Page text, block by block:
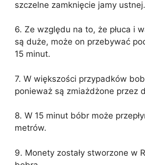
szczelne zamknięcie jamy ustnej.
6. Ze względu na to, że płuca i
są duże, może on przebywać
15 minut.
7. W większości przypadków
ponieważ są zmiażdżone przez
8. W 15 minut bóbr może
metrów.
9. Monety zostały stworzone w